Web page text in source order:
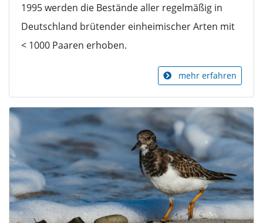
1995 werden die Bestände aller regelmäßig in
Deutschland brütender einheimischer Arten mit
< 1000 Paaren erhoben.
mehr erfahren